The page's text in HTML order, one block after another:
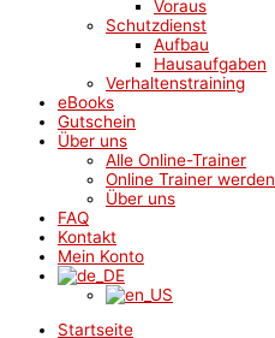
Voraus
Schutzdienst
Aufbau
Hausaufgaben
Verhaltenstraining
eBooks
Gutschein
Über uns
Alle Online-Trainer
Online Trainer werden
Über uns
FAQ
Kontakt
Mein Konto
Startseite